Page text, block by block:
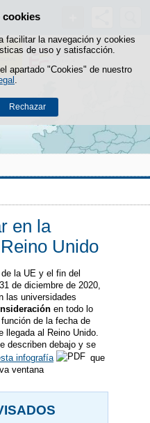
cookies
facilitar la navegación y cookies
de uso y satisfacción.
apartado "Cookies" de nuestro
Rechazar
al contenido
en la
Unido
la UE y el fin del
de diciembre de 2020,
las universidades
en todo lo
de la fecha de
al Reino Unido.
describen debajo y se
infografía
que